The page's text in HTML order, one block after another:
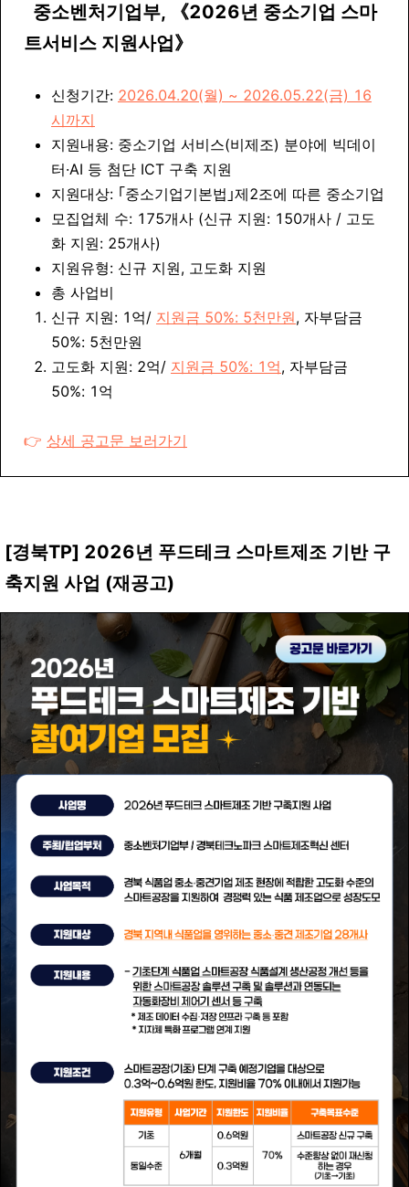
중소벤처기업부, 《2026년 중소기업 스마
트서비스 지원사업》
신청기간: 2026.04.20(월) ~ 2026.05.22(금) 16
시까지
지원내용: 중소기업 서비스(비제조) 분야에 빅데이
터·AI 등 첨단 ICT 구축 지원
지원대상: ｢중소기업기본법｣제2조에 따른 중소기업
모집업체 수: 175개사 (신규 지원: 150개사 / 고도
화 지원: 25개사)
지원유형: 신규 지원, 고도화 지원
총 사업비
신규 지원: 1억/ 지원금 50%: 5천만원, 자부담금
50%: 5천만원
고도화 지원: 2억/ 지원금 50%: 1억, 자부담금
50%: 1억
👉 상세 공고문 보러가기
[경북TP] 2026년 푸드테크 스마트제조 기반 구
축지원 사업 (재공고)